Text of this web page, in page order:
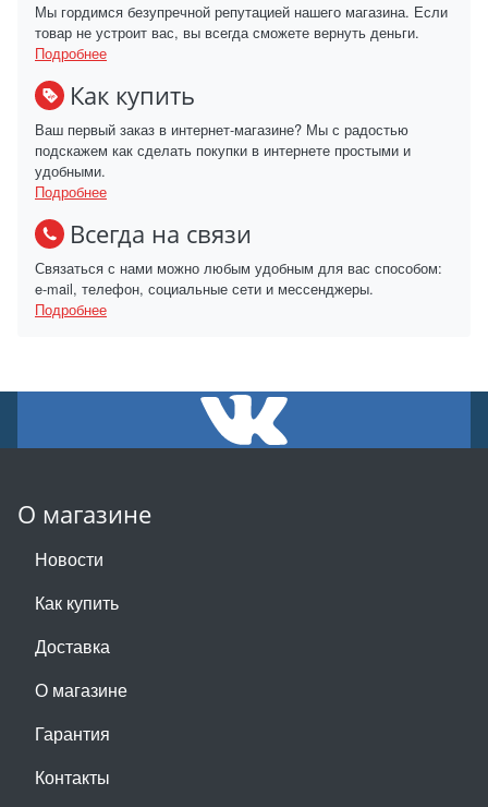
Мы гордимся безупречной репутацией нашего магазина. Если
товар не устроит вас, вы всегда сможете вернуть деньги.
Подробнее
Как купить
Ваш первый заказ в интернет-магазине? Мы с радостью
подскажем как сделать покупки в интернете простыми и
удобными.
Подробнее
Всегда на связи
Связаться с нами можно любым удобным для вас способом:
e-mail, телефон, социальные сети и мессенджеры.
Подробнее
О магазине
Новости
Как купить
Доставка
О магазине
Гарантия
Контакты